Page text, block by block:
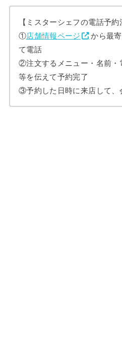
【ミスターシェフの電話予約
①店舗情報ページ
から最
て電話
②注文するメニュー・名前・
等を伝えて予約完了
③予約した日時に来店して、